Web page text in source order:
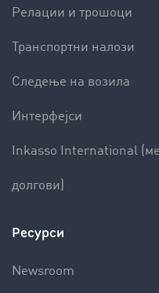
Релации и трошоци
Транспортни налози
Следење на возила
Интерфејси
Inkasso International
долгови)
Ресурси
Newsroom